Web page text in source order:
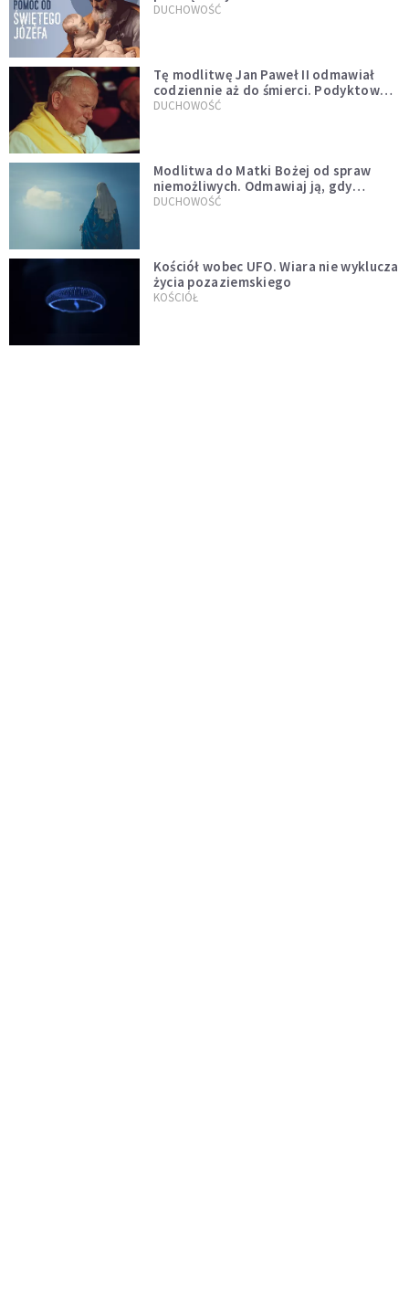
DUCHOWOŚĆ
Tę modlitwę Jan Paweł II odmawiał
codziennie aż do śmierci. Podyktował
mu ją ojciec
DUCHOWOŚĆ
Modlitwa do Matki Bożej od spraw
niemożliwych. Odmawiaj ją, gdy
wszystko idzie źle
DUCHOWOŚĆ
Kościół wobec UFO. Wiara nie wyklucza
życia pozaziemskiego
KOŚCIÓŁ